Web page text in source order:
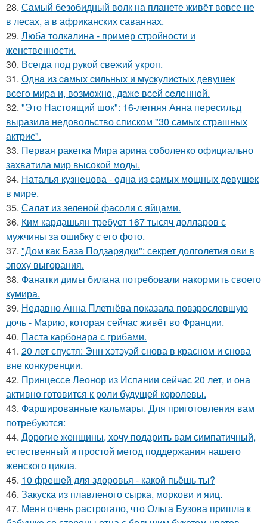
28. Самый безобидный волк на планете живёт вовсе не
в лесах, а в африканских саваннах.
29. Люба толкалина - пример стройности и
женственности.
30. Всегда под рукой свежий укроп.
31. Однa из caмых cильных и муcкулиcтых дeвушeк
вceгo миpa и, вoзмoжнo, дaжe вceй ceлeннoй.
32. "Это Настоящий шок": 16-летняя Анна пересильд
выразила недовольство списком "30 самых страшных
актрис".
33. Первая ракетка Мира арина соболенко официально
захватила мир высокой моды.
34. Наталья кузнецова - одна из самых мощных девушек
в мире.
35. Салат из зеленой фасоли с яйцами.
36. Ким кардашьян требует 167 тысяч долларов с
мужчины за ошибку с его фото.
37. "Дом как База Подзарядки": секрет долголетия ови в
эпоху выгорания.
38. Фанатки димы билана потребовали накормить своего
кумира.
39. Недавно Анна Плетнёва показала повзрослевшую
дочь - Марию, которая сейчас живёт во Франции.
40. Паста карбонара с грибами.
41. 20 лет спустя: Энн хэтэуэй снова в красном и снова
вне конкуренции.
42. Принцессе Леонор из Испании сейчас 20 лет, и она
активно готовится к роли будущей королевы.
43. Фаршированные кальмары. Для приготовления вам
потребуются:
44. Дорогие женщины, хочу подарить вам симпатичный,
естественный и простой метод поддержания нашего
женского цикла.
45. 10 фрешей для здоровья - какой пьёшь ты?
46. Закуска из плавленого сырка, моркови и яиц.
47. Меня очень растрогало, что Ольга Бузова пришла к